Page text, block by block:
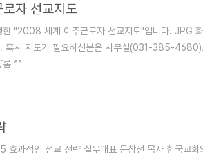
자 선교지도
한 "2008 세계 이주근로자 선교지도"입니다. JPG
혹시 지도가 필요하신분은 사무실(031-385-4680)
롬 ^^
적인 선교 전략 실무대표 문창선 목사 한국교회